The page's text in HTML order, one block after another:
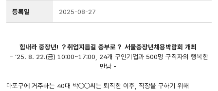
등록일 2025-08-27
힘내라 중장년! ？취업지름길 중부로？ 서울중장년채용박람회 개최
- ‘25. 8. 22.(금) 10:00~17:00, 24개 구인기업과 500명 구직자의 행복한
만남 -
마포구에 거주하는 40대 박○○씨는 퇴직한 이후, 직장을 구하기 위해